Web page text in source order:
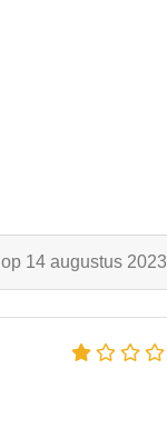
op 14 augustus 2023